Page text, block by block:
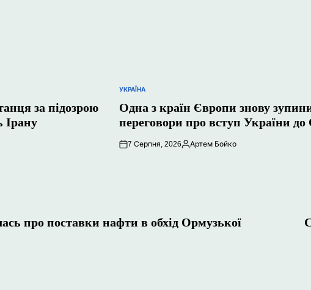
за підозрою
Ірану
ОПУБЛІКУВАТИ
УКРАЇНА
Одна з країн Європи знову
переговори про вступ України
7 Серпня, 2026
Опубліковано
Артем Бойко
про поставки нафти в обхід Ормузької